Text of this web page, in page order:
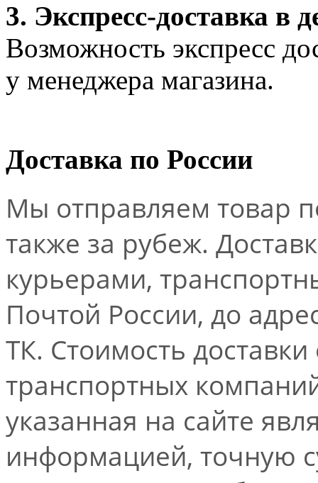
3. Экспресс-доставка в
Возможность экспресс
у менеджера магазина.
Доставка по России
Мы отправляем товар
также за рубеж.
курьерами,
Почтой России, до
ТК. Стоимость
транспортных
указанная на сайте
информацией, точную